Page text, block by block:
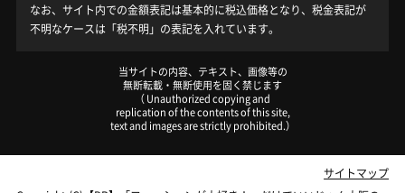
なお、サイト内での金額表記は基本的に税込価格となり、税金表記が
不明なケースは「税不明」の表記を入れています。
当サイトの内容、テキスト、画像等の
無断転載・無断使用を固く禁じます
（ Unauthorized copying and
replication of the contents of this site,
text and images are strictly prohibited.）
サイトマップ